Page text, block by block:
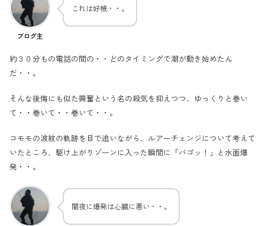
ブログ主
これは好機・・。
約３０分もの電話の間の・・どのタイミングで潮が動き始めたん
だ・・。
そんな後悔にも似た興奮という名の殺気を抑えつつ、ゆっくりと巻い
て・・巻いて・・巻いて・・。
コモモの波紋の軌跡を目で追いながら、ルアーチェンジについて考えて
いたところ、駆け上がりゾーンに入った瞬間に「バゴッ！」と水面爆
発・・。
闇夜に爆発は心臓に悪い・・。